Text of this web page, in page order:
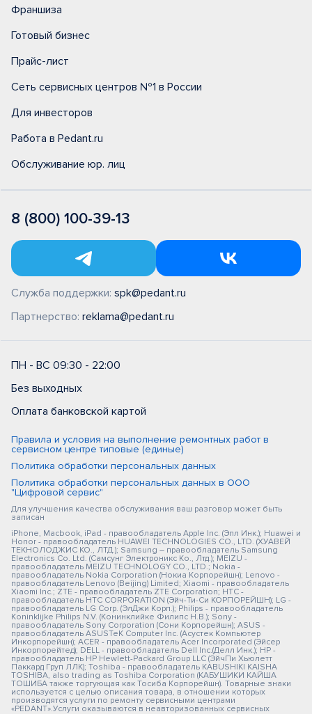
Франшиза
Готовый бизнес
Прайс-лист
Сеть сервисных центров №1 в России
Для инвесторов
Работа в Pedant.ru
Обслуживание юр. лиц
8 (800) 100-39-13
Служба поддержки: spk@pedant.ru
Партнерство: reklama@pedant.ru
ПН - ВС 09:30 - 22:00
Без выходных
Оплата банковской картой
Правила и условия на выполнение ремонтных работ в
сервисном центре типовые (единые)
Политика обработки персональных данных
Политика обработки персональных данных в ООО
"Цифровой сервис"
Для улучшения качества обслуживания ваш разговор может быть
записан
iPhone, Macbook, iPad - правообладатель Apple Inc. (Эпл Инк.); Huawei и
Honor - правообладатель HUAWEI TECHNOLOGIES CO., LTD. (ХУАВЕЙ
ТЕКНОЛОДЖИС КО., ЛТД.); Samsung – правообладатель Samsung
Electronics Co. Ltd. (Самсунг Электроникс Ко., Лтд.); MEIZU -
правообладатель MEIZU TECHNOLOGY CO., LTD.; Nokia -
правообладатель Nokia Corporation (Нокиа Корпорейшн); Lenovo -
правообладатель Lenovo (Beijing) Limited; Xiaomi - правообладатель
Xiaomi Inc.; ZTE - правообладатель ZTE Corporation; HTC -
правообладатель HTC CORPORATION (Эйч-Ти-Си КОРПОРЕЙШН); LG -
правообладатель LG Corp. (ЭлДжи Корп.); Philips - правообладатель
Koninklijke Philips N.V. (Конинклийке Филипс Н.В.); Sony -
правообладатель Sony Corporation (Сони Корпорейшн); ASUS -
правообладатель ASUSTeK Computer Inc. (Асустек Компьютер
Инкорпорейшн); ACER - правообладатель Acer Incorporated (Эйсер
Инкорпорейтед); DELL - правообладатель Dell Inc.(Делл Инк.); HP -
правообладатель HP Hewlett-Packard Group LLC (ЭйчПи Хьюлетт
Паккард Груп ЛЛК); Toshiba - правообладатель KABUSHIKI KAISHA
TOSHIBA, also trading as Toshiba Corporation (КАБУШИКИ КАЙША
ТОШИБА также торгующая как Тосиба Корпорейшн). Товарные знаки
используется с целью описания товара, в отношении которых
производятся услуги по ремонту сервисными центрами
«PEDANT».Услуги оказываются в неавторизованных сервисных